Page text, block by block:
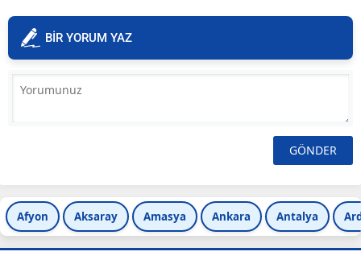
BİR YORUM YAZ
Afyon Aksaray Amasya Ankara Antalya